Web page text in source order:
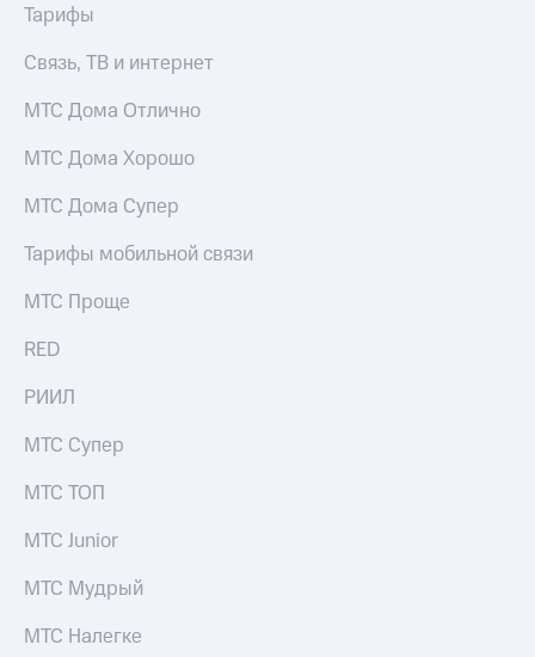
и акционерам
Корпоративное
управление
Корпоративный
секретарь
Раскрытие
Информация
Документы
кабинет
акционера
Акционерный
Контроль
и
аудит
Рынок
Тарифы
Связь, ТВ и интернет
МТС Дома Отлично
МТС Дома Хорошо
МТС Дома Супер
Тарифы мобильной связи
МТС Проще
RED
РИИЛ
МТС Супер
МТС ТОП
МТС Junior
МТС Мудрый
МТС Налегке